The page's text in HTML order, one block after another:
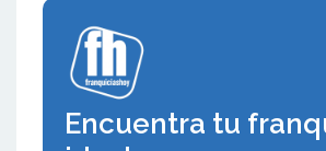
Encuentra tu